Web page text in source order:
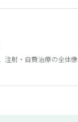
注射・自費治療の全体像